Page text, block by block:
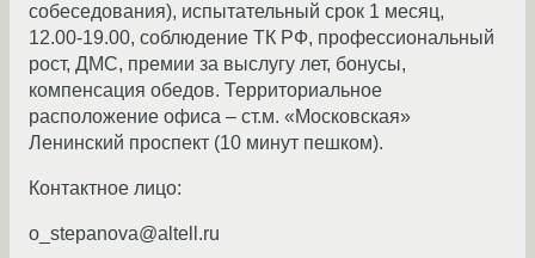
собеседования), испытательный срок 1 месяц,
12.00-19.00, соблюдение ТК РФ, профессиональный
рост, ДМС, премии за выслугу лет, бонусы,
компенсация обедов. Территориальное
расположение офиса – ст.м. «Московская»
Ленинский проспект (10 минут пешком).
Контактное лицо:
o_stepanova@altell.ru